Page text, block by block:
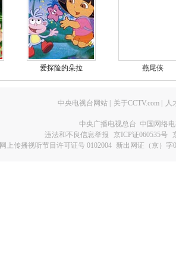
爱探险的朵拉 燕尾侠
中央电视台网站 关于CCTV.com 人
中央广播电视总台 中国网络
违法和不良信息举报
京ICP证060535号
网上传播视听节目许可证号 0102004 新出网证（京）